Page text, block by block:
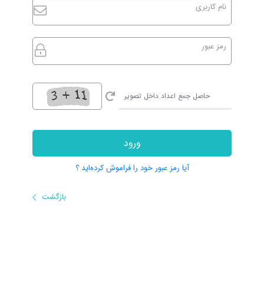
نام کاربری
رمز عبور
ورود
آیا رمز عبور خود را فراموش کرده‌اید ؟
بازگشت